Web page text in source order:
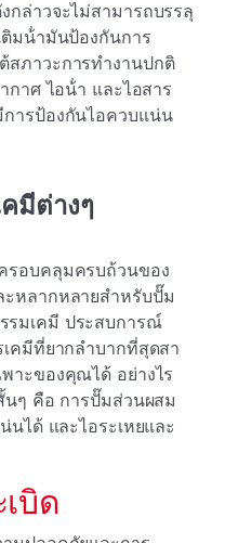
ล่าวจะไม่สามารถบรรลุ
ติมน้ํามันป้องกันการ
สภาวะการทํางานปกติ
กาศ ไอน้ํา และไอสาร
ารป้องกันไอควบแน่น
มีต่างๆ
รอบคลุมครบถ้วนของ
หลากหลายสําหรับปั๊ม
มเคมี ประสบการณ์
เคมีที่ยากลําบากที่สุดสา
าะของคุณได้ อย่างไร
นๆ คือ การปั๊มส่วนผสม
นได้ และไอระเหยและ
บิด